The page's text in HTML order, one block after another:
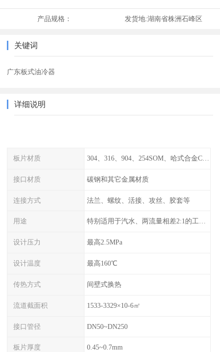
产品规格： 发货地:湖南省株洲石峰区
关键词
广东板式油冷器
详细说明
板片材质 304、316、904、254SOM、哈式合金C-276、TA1等
接口材质 碳钢和其它金属材质
连接方式 法兰、螺纹、活接、攻丝、胶套等
用途 特别适用于汽水、两流量相差2:1的工况换热。
设计压力 最高2.5MPa
设计温度 最高160℃
传热方式 间壁式换热
流道截面积 1533-3329×10-6㎡
接口管径 DN50~DN250
板片厚度 0.45~0.7mm